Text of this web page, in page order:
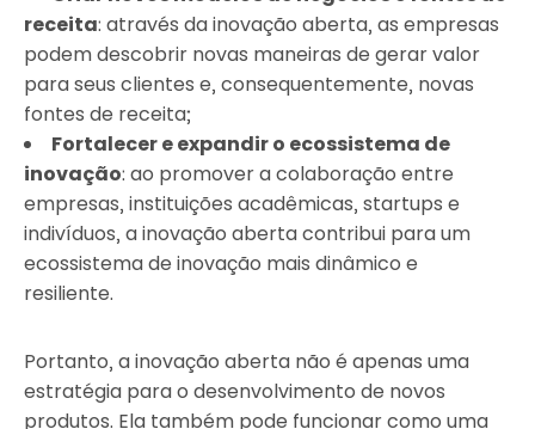
receita: através da inovação aberta, as empresas
podem descobrir novas maneiras de gerar valor
para seus clientes e, consequentemente, novas
fontes de receita;
Fortalecer e expandir o ecossistema de
inovação: ao promover a colaboração entre
empresas, instituições acadêmicas, startups e
indivíduos, a inovação aberta contribui para um
ecossistema de inovação mais dinâmico e
resiliente.
Portanto, a inovação aberta não é apenas uma
estratégia para o desenvolvimento de novos
produtos. Ela também pode funcionar como uma